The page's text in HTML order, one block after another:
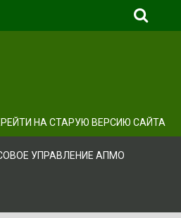
НА СТАРУЮ ВЕРСИЮ САЙТА
УПРАВЛЕНИЕ АПМО